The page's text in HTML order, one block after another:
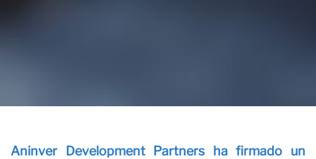
Aninver Development Partners ha firmado un